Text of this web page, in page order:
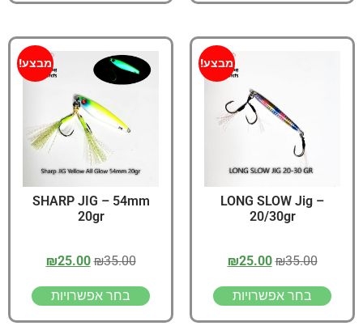
מבצע!
LONG SLOW Jig –
20/30gr
₪35.00
₪25.00
בחר אפשרויות
מבצע!
SHARP JIG – 54mm
20gr
₪35.00
₪25.00
בחר אפשרויות